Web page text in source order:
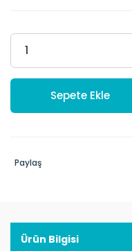
Sepete Ekle
Paylaş
Ürün Bilgisi